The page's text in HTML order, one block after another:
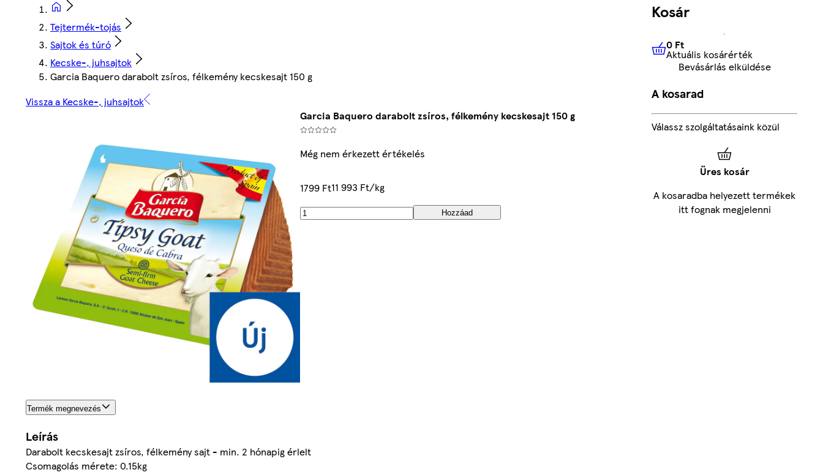
Tejtermék-tojás
Sajtok és túró
Kecske-, juhsajtok
Garcia Baquero darabolt zsíros, félkemény kecskesajt 150 g
Vissza a Kecske-, juhsajtok
Garcia Baquero darabolt zsíros, félkemény kecskesajt 150 g
Még nem érkezett értékelés
1799 Ft11 993 Ft/kg
Hozzáad
Termék megnevezés
Leírás
Darabolt kecskesajt zsíros, félkemény sajt - min. 2 hónapig érlelt
Csomagolás mérete: 0.15kg
Kosár
0 FtAktuális kosárérték
0 Ft
Aktuális kosárérték
Bevásárlás elküldése
A kosarad
Válassz szolgáltatásaink közül
Üres kosár
A kosaradba helyezett termékek
itt fognak megjelenni